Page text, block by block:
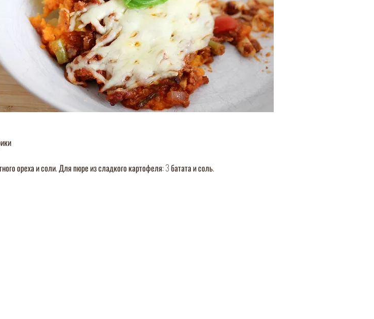
ореха и соли. Для пюре из сладкого картофеля: 3 батата и соль.